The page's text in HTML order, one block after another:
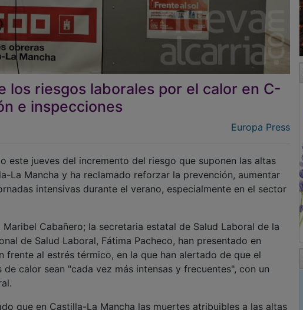
los riesgos laborales por el calor en C-
e inspecciones
Europa Press
este jueves del incremento del riesgo que suponen las altas
La Mancha y ha reclamado reforzar la prevención, aumentar
intensivas durante el verano, especialmente en el sector
Cabañero; la secretaria estatal de Salud Laboral de la
de Salud Laboral, Fátima Pacheco, han presentado en
frente al estrés térmico, en la que han alertado de que el
calor sean "cada vez más intensas y frecuentes", con un
que en Castilla-La Mancha las muertes atribuibles a las altas